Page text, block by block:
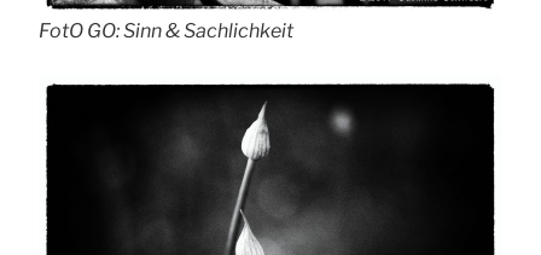
FotO GO: Sinn & Sachlichkeit